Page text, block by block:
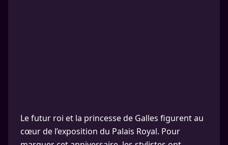
Le futur roi et la princesse de Galles figurent au
cœur de l’exposition du Palais Royal. Pour